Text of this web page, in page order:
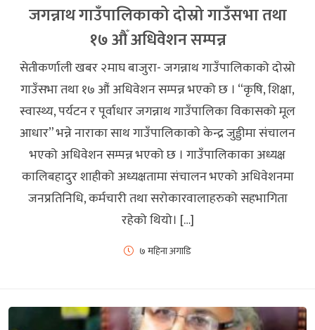
जगन्नाथ गाउँपालिकाको दोस्रो गाउँसभा तथा
१७ औँ अधिवेशन सम्पन्न
सेतीकर्णाली खबर २माघ बाजुरा- जगन्नाथ गाउँपालिकाको दोस्रो
गाउँसभा तथा १७ औं अधिवेशन सम्पन्न भएको छ । “कृषि, शिक्षा,
स्वास्थ्य, पर्यटन र पूर्वाधार जगन्नाथ गाउँपालिका विकासको मूल
आधार” भन्ने नाराका साथ गाउँपालिकाको केन्द्र जुड्डीमा संचालन
भएको अधिवेशन सम्पन्न भएको छ । गाउँपालिकाका अध्यक्ष
कालिबहादुर शाहीको अध्यक्षतामा संचालन भएको अधिवेशनमा
जनप्रतिनिधि, कर्मचारी तथा सरोकारवालाहरुको सहभागिता
रहेको थियो। […]
७ महिना अगाडि